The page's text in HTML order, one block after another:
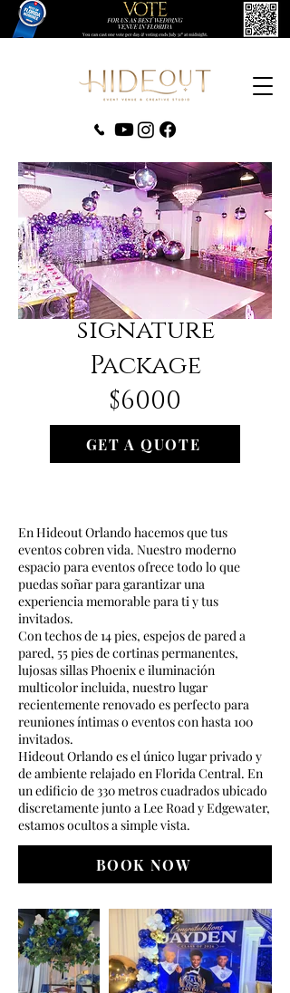
(407) 279-0980
signature
Package
$6000
GET A QUOTE
En Hideout Orlando hacemos que tus
eventos cobren vida. Nuestro moderno
espacio para eventos ofrece todo lo que
puedas soñar para garantizar una
experiencia memorable para ti y tus
invitados.
Con techos de 14 pies, espejos de pared a
pared, 55 pies de cortinas permanentes,
lujosas sillas Phoenix e iluminación
multicolor incluida, nuestro lugar
recientemente renovado es perfecto para
reuniones íntimas o eventos con hasta 100
invitados.
Hideout Orlando es el único lugar privado y
de ambiente relajado en Florida Central. En
un edificio de 330 metros cuadrados ubicado
discretamente junto a Lee Road y Edgewater,
estamos ocultos a simple vista.
BOOK NOW